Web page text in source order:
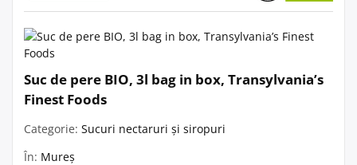
Suc de pere BIO, 3l bag in box, Transylvania’s
Finest Foods
Categorie: Sucuri nectaruri și siropuri
În: Mureș